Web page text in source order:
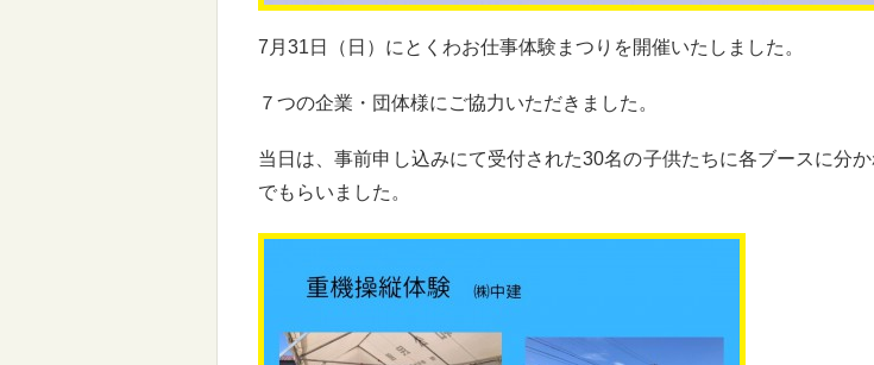
7月31日（日）にとくわお仕事体験まつりを開催いたしました。
７つの企業・団体様にご協力いただきました。
当日は、事前申し込みにて受付された30名の子供たちに各ブースに分
でもらいました。